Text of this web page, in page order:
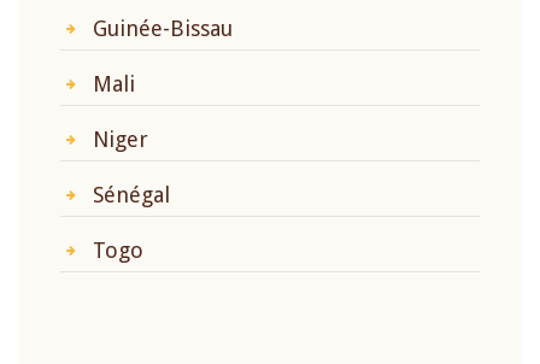
Guinée-Bissau
Mali
Niger
Sénégal
Togo